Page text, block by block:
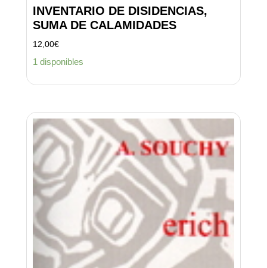
INVENTARIO DE DISIDENCIAS,
SUMA DE CALAMIDADES
12,00€
1 disponibles